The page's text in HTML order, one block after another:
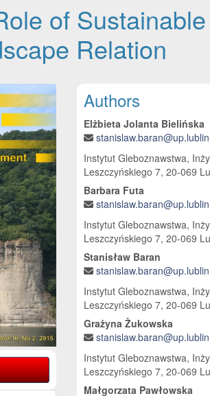
of
Relation
Main Article
Authors
Elżbieta Jolanta Bielińska
Instytut Gleboznawstwa,
Leszczyńskiego 7, 20-069
Barbara Futa
Instytut Gleboznawstwa,
Leszczyńskiego 7, 20-069
Stanisław Baran
Instytut Gleboznawstwa,
Leszczyńskiego 7, 20-069
Grażyna Żukowska
Instytut Gleboznawstwa,
Leszczyńskiego 7, 20-069
Małgorzata Pawłowska